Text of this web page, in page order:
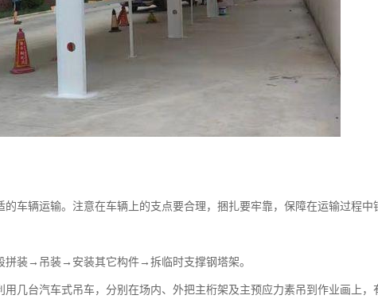
车辆运输。注意在车辆上的支点要合理，捆扎要牢靠，保障在运输过程中
拼装→吊装→安装其它构件→拆临时支撑钢塔架。
几台汽车式吊车，分别在场内、外把主桁架及主预应力素吊到作业画上，